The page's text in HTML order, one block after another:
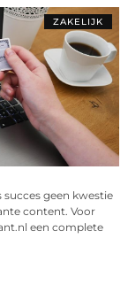
ZAKELIJK
geen kwestie
content. Voor
een complete